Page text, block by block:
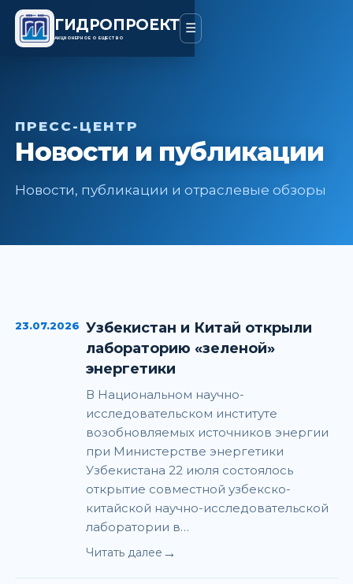
ГИДРОПРОЕКТ
АКЦИОНЕРНОЕ ОБЩЕСТВО
☰
ПРЕСС-ЦЕНТР
Новости и публикации
Новости, публикации и отраслевые обзоры
23.07.2026 Узбекистан и Китай открыли
лабораторию «зеленой»
энергетики
В Национальном научно-
исследовательском институте
возобновляемых источников энергии
при Министерстве энергетики
Узбекистана 22 июля состоялось
открытие совместной узбекско-
китайской научно-исследовательской
лаборатории в…
Читать далее →